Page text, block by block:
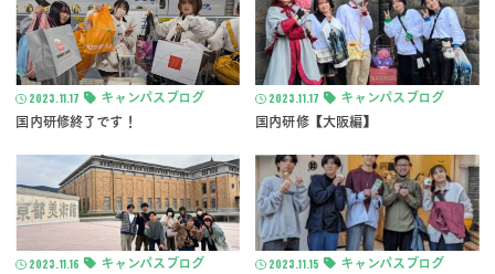
2023.11.17
キャンパスブログ
国内研修終了です！
2023.11.17
キャンパスブログ
国内研修【大阪編】
2023.11.16
キャンパスブログ
2023.11.15
キャンパスブログ